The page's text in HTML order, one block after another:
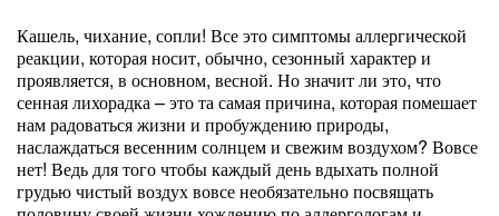
Кашель, чихание, сопли! Все это симптомы аллергической
реакции, которая носит, обычно, сезонный характер и
проявляется, в основном, весной. Но значит ли это, что
сенная лихорадка – это та самая причина, которая помешает
нам радоваться жизни и пробуждению природы,
наслаждаться весенним солнцем и свежим воздухом? Вовсе
нет! Ведь для того чтобы каждый день вдыхать полной
грудью чистый воздух вовсе необязательно посвящать